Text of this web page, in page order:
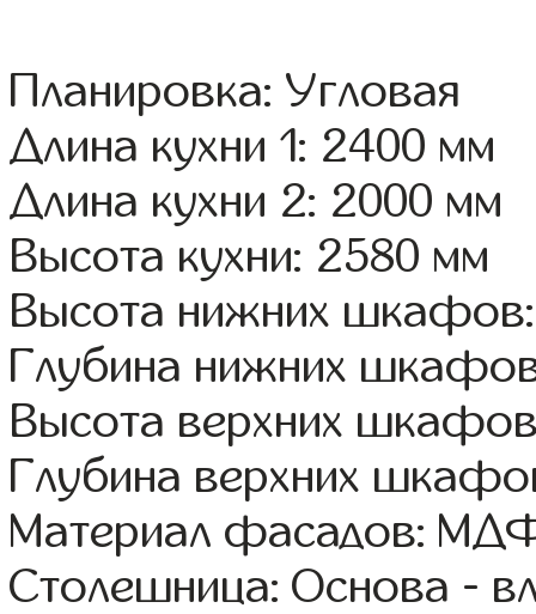
Планировка: Угловая
Длина кухни 1: 2400 мм
Длина кухни 2: 2000 мм
Высота кухни: 2580 мм
Высота нижних
Глубина нижних
Высота верхних
Глубина верхних
Материал фасадов:
Столешница: Основа -